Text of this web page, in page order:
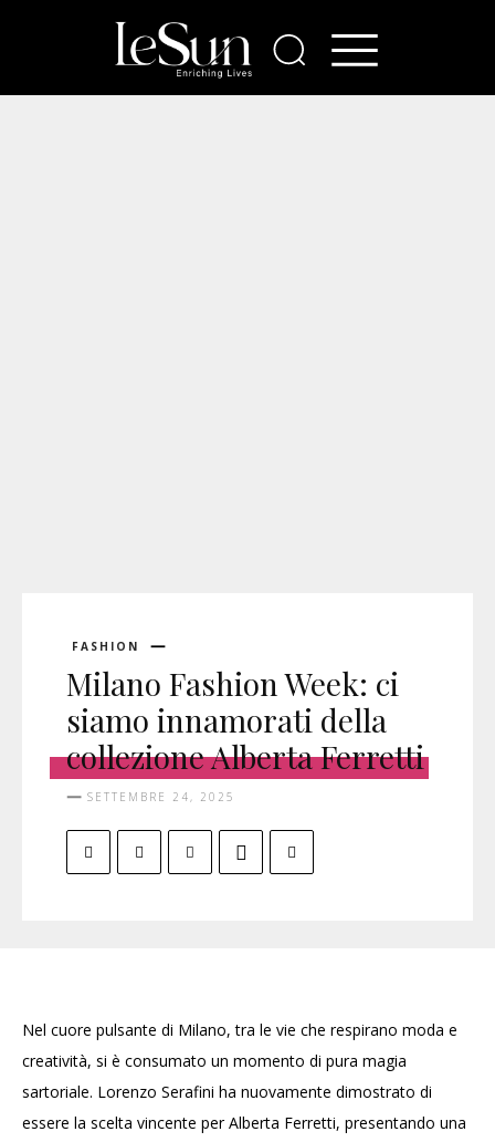
FASHION
Milano Fashion Week: ci
siamo innamorati della
collezione Alberta Ferretti
SETTEMBRE 24, 2025
Nel cuore pulsante di Milano, tra le vie che respirano moda e
creatività, si è consumato un momento di pura magia
sartoriale. Lorenzo Serafini ha nuovamente dimostrato di
essere la scelta vincente per Alberta Ferretti, presentando una